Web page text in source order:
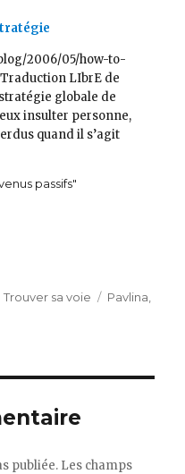
2006/05/how-to-
LIbrE de
globale de
insulter personne,
quand il s’agit
va vite et espèrent…
passifs"
Catégories
Trouver sa voie Étiquettes
Pavlina
publiée. Les champs